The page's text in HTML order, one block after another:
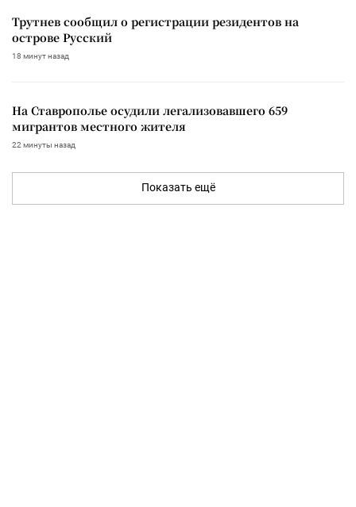
Трутнев сообщил о регистрации резидентов на
острове Русский
18 минут назад
На Ставрополье осудили легализовавшего 659
мигрантов местного жителя
22 минуты назад
Показать ещё